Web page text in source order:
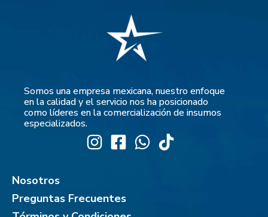
Somos una empresa mexicana, nuestro enfoque
en la calidad y el servicio nos ha posicionado
como líderes en la comercialización de insumos
especializados.
Nosotros
Preguntas Frecuentes